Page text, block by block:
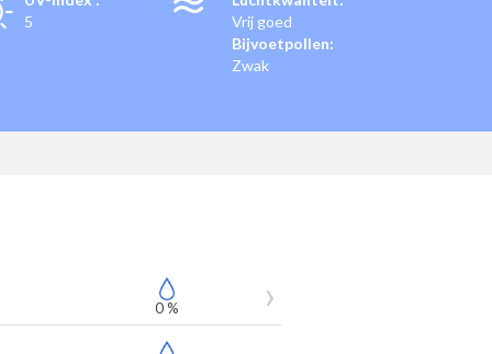
5
Vrij goed
Bijvoetpollen:
Zwak
0 %